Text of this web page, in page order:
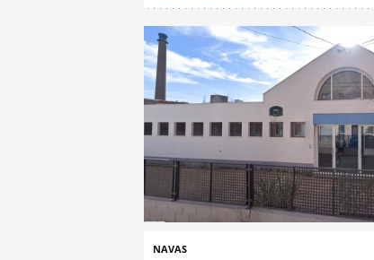
NAVAS